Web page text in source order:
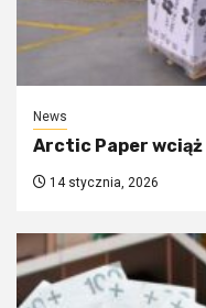
News
Arctic Paper
14 stycznia, 2026